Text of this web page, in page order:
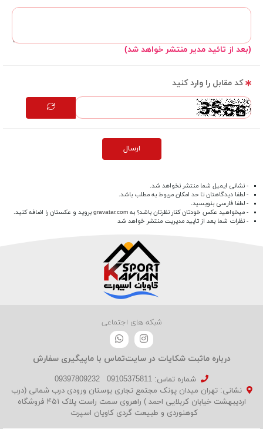
(بعد از تائید مدیر منتشر خواهد شد)
کد مقابل را وارد کنید
ارسال
- نشانی ایمیل شما منتشر نخواهد شد.
- لطفا دیدگاهتان تا حد امکان مربوط به مطلب باشد.
- لطفا فارسی بنویسید.
- میخواهید عکس خودتان کنار نظرتان باشد؟ به gravatar.com بروید و عکستان را اضافه کنید.
- نظرات شما بعد از تایید مدیریت منتشر خواهد شد
شبکه های اجتماعی
درباره ماثبت شکایات در سایتتماس با ماپیگیری سفارش
شماره تماس‌: 09105375811
09397809232
نشانی: تهران میدان پونک مجتمع تجاری بوستان ورودی درب شمالی (درب
اردیبهشت خیابان کربلایی احمد ) راهروی سمت راست پلاک ۴۵۱ فروشگاه
کوهنوردی و طبیعت گردی کاویان اسپرت